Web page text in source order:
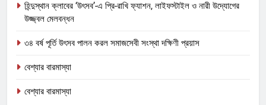
হিন্দুস্থান ক্লাবের ‘উৎসব’-এ প্রি-রাখি ফ্যাশন, লাইফস্টাইল ও নারী উদ্যোগের
উজ্জ্বল মেলবন্ধন
৩৪ বর্ষ পূর্তি উৎসব পালন করল সমাজসেবী সংস্থা দক্ষিণী প্রয়াস
বেশ্যার বারমাস্যা
বেশ্যার বারমাস্যা